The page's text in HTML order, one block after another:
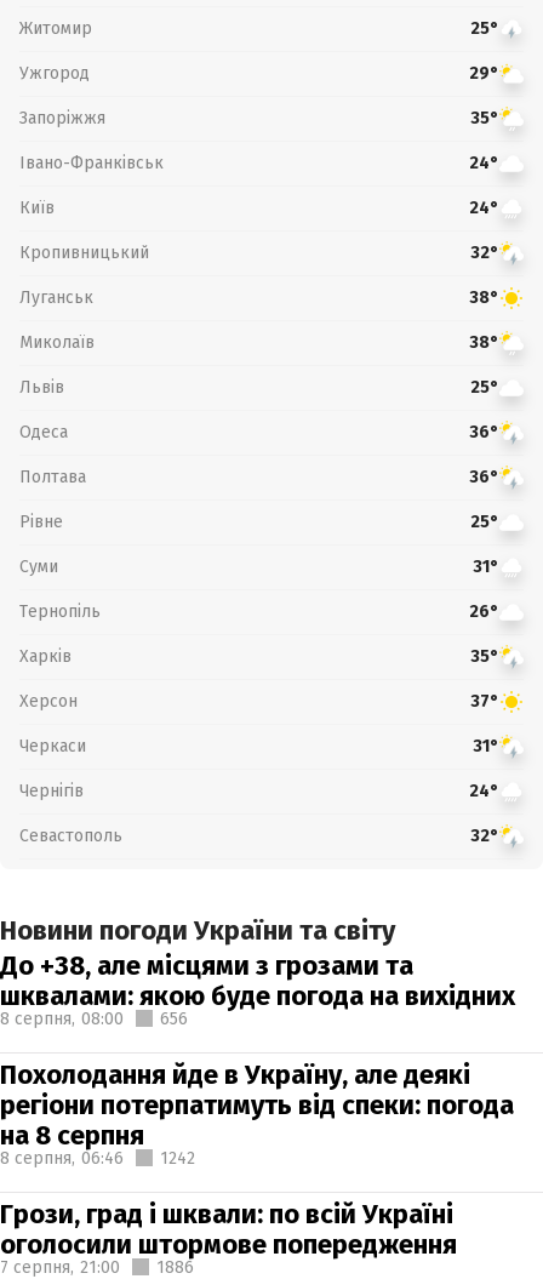
Житомир 25°
Ужгород 29°
Запоріжжя 35°
Івано-Франківськ 24°
Київ 24°
Кропивницький 32°
Луганськ 38°
Миколаїв 38°
Львів 25°
Одеса 36°
Полтава 36°
Рівне 25°
Суми 31°
Тернопіль 26°
Харків 35°
Херсон 37°
Черкаси 31°
Чернігів 24°
Севастополь 32°
Новини погоди України та світу
До +38, але місцями з грозами та
шквалами: якою буде погода на вихідних
8 серпня, 08:00 656
Похолодання йде в Україну, але деякі
регіони потерпатимуть від спеки: погода
на 8 серпня
8 серпня, 06:46 1242
Грози, град і шквали: по всій Україні
оголосили штормове попередження
7 серпня, 21:00 1886